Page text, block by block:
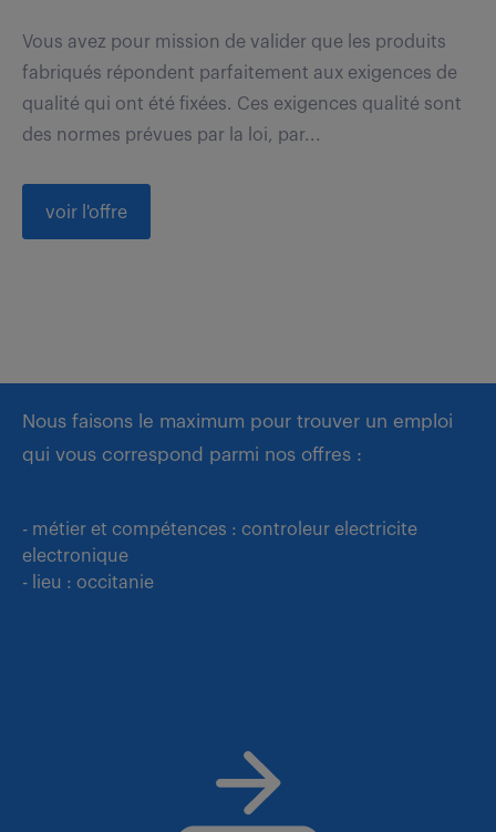
Vous avez pour mission de valider que les produits
fabriqués répondent parfaitement aux exigences de
qualité qui ont été fixées. Ces exigences qualité sont
des normes prévues par la loi, par...
voir l'offre
Nous faisons le maximum pour trouver un emploi
qui vous correspond parmi nos offres :
- métier et compétences : controleur electricite
electronique
- lieu : occitanie